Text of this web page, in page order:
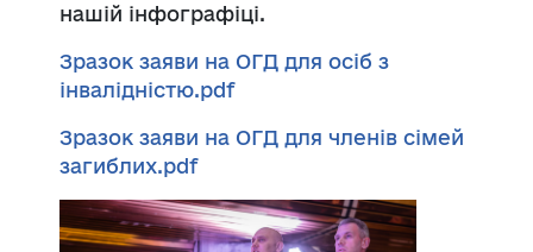
нашій інфографіці.
Зразок заяви на ОГД для осіб з
інвалідністю.pdf
Зразок заяви на ОГД для членів сімей
загиблих.pdf